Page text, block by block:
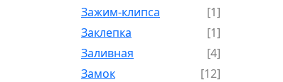
Зажим-клипса
[1]
Заклепка
[1]
Заливная
[4]
Замок
[12]